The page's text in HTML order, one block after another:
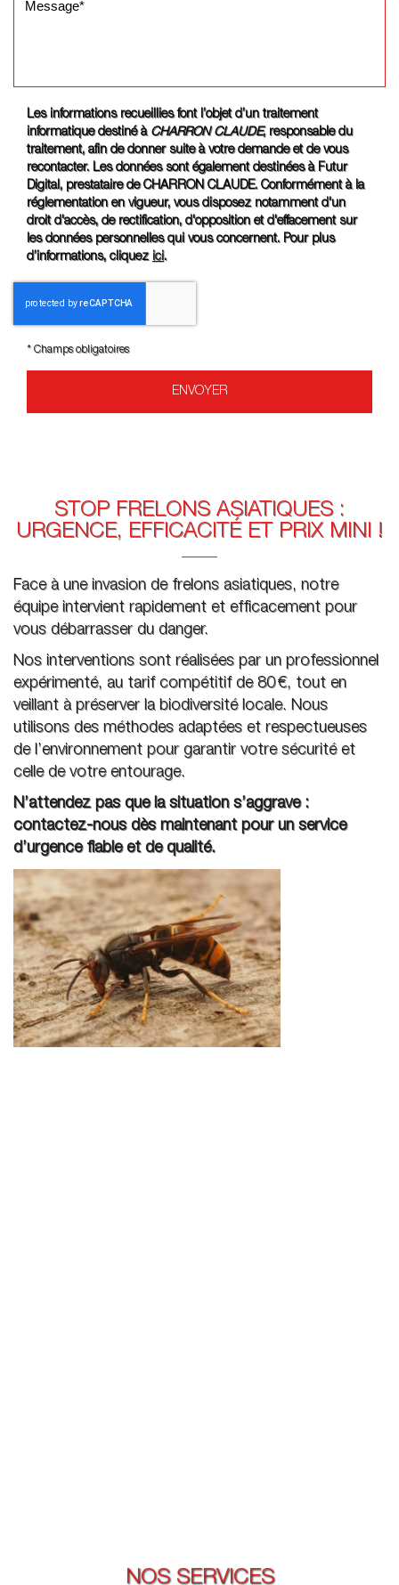
Les informations recueillies font l’objet d’un traitement
informatique destiné à
CHARRON CLAUDE, responsable du
traitement, afin de donner suite à votre demande et de vous
recontacter. Les données sont également destinées à Futur
Digital, prestataire de CHARRON CLAUDE. Conformément à la
réglementation en vigueur, vous disposez notamment d'un
droit d'accès, de rectification, d'opposition et d'effacement sur
les données personnelles qui vous concernent. Pour plus
d’informations, cliquez ici.
*Champs obligatoires
STOP FRELONS ASIATIQUES :
URGENCE, EFFICACITÉ ET PRIX MINI !
Face à une invasion de frelons asiatiques, notre
équipe intervient rapidement et efficacement pour
vous débarrasser du danger.
Nos interventions sont réalisées par un professionnel
expérimenté, au tarif compétitif de 80 €, tout en
veillant à préserver la biodiversité locale. Nous
utilisons des méthodes adaptées et respectueuses
de l’environnement pour garantir votre sécurité et
celle de votre entourage.
N’attendez pas que la situation s’aggrave :
contactez-nous dès maintenant pour un service
d’urgence fiable et de qualité.
NOS SERVICES